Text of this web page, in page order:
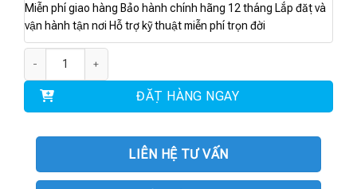
Miễn phí giao hàng Bảo hành chính hãng 12 tháng Lắp đặt và
vận hành tận nơi Hỗ trợ kỹ thuật miễn phí trọn đời
ĐẶT HÀNG NGAY
LIÊN HỆ TƯ VẤN